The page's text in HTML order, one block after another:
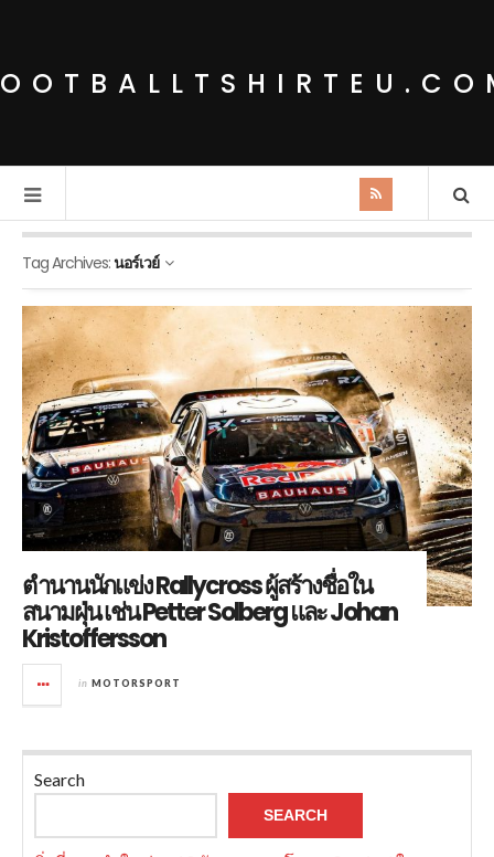
Tag Archives:นอร์เวย์
ตำนานนักแข่ง Rallycross ผู้สร้างชื่อใน
สนามฝุ่น เช่น Petter Solberg และ Johan
Kristoffersson
in MOTORSPORT
Search
SEARCH